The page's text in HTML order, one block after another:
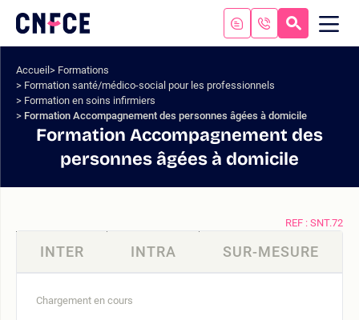
contenu
menu
Aller
Logo
site
Accueil
Formations
Formation santé/médico-social pour les professionnels
Formation en soins infirmiers
Formation Accompagnement des personnes âgées à domicile
Formation Accompagnement des
personnes âgées à domicile
REF : SNT.72
INTER INTRA SUR-MESURE